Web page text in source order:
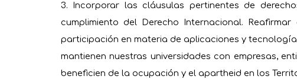
3. Incorporar las cláusulas pertinentes de
cumplimiento del Derecho Internacional.
participación en materia de aplicaciones y
mantienen nuestras universidades con empresas,
beneficien de la ocupación y el apartheid en los